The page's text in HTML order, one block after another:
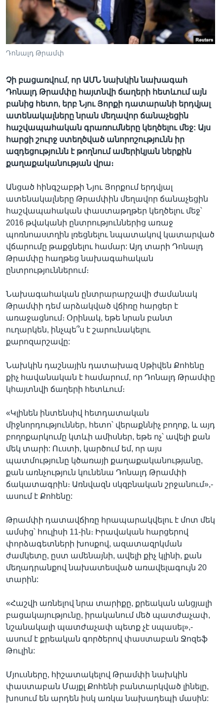
Լեզուներ
Դոնալդ Թրամփ
Չի բացառվում, որ ԱՄՆ նախկին նախագահ
Դոնալդ Թրամփը հայտնվի ճաղերի հետևում այն
բանից հետո, երբ Նյու Յորքի դատարանի երդվյալ
ատենակալները նրան մեղավոր ճանաչեցին
հաշվապահական գրառումները կեղծելու մեջ: Այս
հարցի շուրջ ստեղծված անորոշությունն իր
ազդեցությունն է թողնում ամերիկյան ներքին
քաղաքականության վրա։
Անցած հինգշաբթի Նյու Յորքում երդվյալ
ատենակալները Թրամփին մեղավոր ճանաչեցին
հաշվապահական փաստաթղթեր կեղծելու մեջ՝
2016 թվականի ընտրություններից առաջ
պոռնոաստղին լռեցնելու նպատակով կատարված
վճարումը թաքցնելու համար: Այդ տարի Դոնալդ
Թրամփը հաղթեց նախագահական
ընտրություններում։
Նախագահական ընտրարարշավի ժամանակ
Թրամփի դեմ արձակված վճիռը հարցեր է
առաջացնում։ Օրինակ, եթե նրան բանտ
ուղարկեն, ինչպե՞ս է շարունակելու
քարոզարշավը:
Նախկին դաշնային դատախազ Սթիվեն Քոհենը
քիչ հավանական է համարում, որ Դոնալդ Թրամփը
կհայտնվի ճաղերի հետևում։
«Կլինեն ինտենսիվ հետդատական
միջնորդություններ, հետո՝ վերաքննիչ բողոք, և այդ
բողոքարկումը կտևի ամիսներ, եթե ոչ՝ ավելի քան
մեկ տարի: Ուստի, կարծում եմ, որ այս
պատմությունը կծառայի քաղաքականությանը,
քան առնչություն կունենա Դոնալդ Թրամփի
ճակատագրին։ Առնվազն սկզբնական շրջանում»,-
ասում է Քոհենը:
Թրամփի դատավճիռը հրապարակվելու է մոտ մեկ
ամսից՝ հուլիսի 11-ին։ Իրավական հարցերով
փորձագետների խոսքով, ազատազրկման
ժամկետը, ըստ ամենայնի, ավելի քիչ կլինի, քան
մեղադրանքով նախատեսված առավելագույն 20
տարին:
«Հաշվի առնելով նրա տարիքը, քրեական անցյալի
բացակայությունը, իրականում մեծ պատժաչափ,
նշանակալի պատժաչափ պետք չէ սպասել»,-
ասում է քրեական գործերով փաստաբան Ջոզեֆ
Թուլին:
Մյուսները, հիշատակելով Թրամփի նախկին
փաստաբան Մայքլ Քոհենի բանտարկված լինելը,
խոսում են արդեն իսկ առկա նախադեպի մասին: